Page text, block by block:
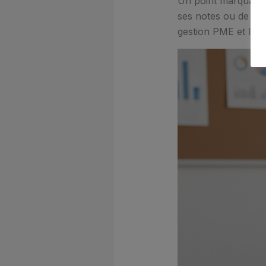
ses notes ou de
gestion PME et la